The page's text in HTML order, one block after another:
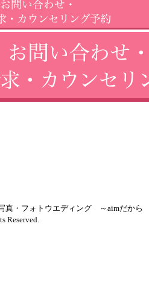
Maps correctly.
OK
真・フォトウエディング ～aimだから
Reserved.